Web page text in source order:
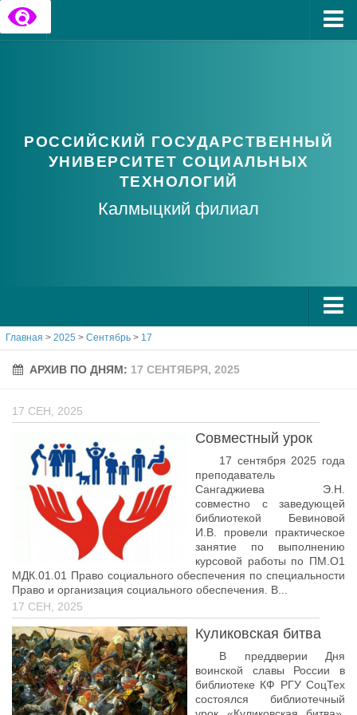
Часто задаваемые вопросы
РОССИЙСКИЙ ГОСУДАРСТВЕННЫЙ
УНИВЕРСИТЕТ СОЦИАЛЬНЫХ
ТЕХНОЛОГИЙ
Калмыцкий филиал
О РГУ СоцТех
Учёный совет
История университета
Контакты РГУ СоцТех
Сведения об образовательной организации
Абитуриенту
Рейтинговые списки
Рекомендованные к зачислению
Приказы о зачислении
Студенту
Личный кабинет
Расписание учебных занятий студентов на 2-ое
полугодие
Коллективные творческие дела
Главная > 2025 > Сентябрь > 17
АРХИВ ПО ДНЯМ: 17 СЕНТЯБРЯ, 2025
17 СЕН, 2025
Совместный урок
17 сентября 2025 года
преподаватель
Сангаджиева Э.Н.
совместно с заведующей
библиотекой Бевиновой
И.В. провели практическое
занятие по выполнению
курсовой работы по ПМ.О1
МДК.01.01 Право социального обеспечения по специальности
Право и организация социального обеспечения. В...
17 СЕН, 2025
Куликовская битва
В преддверии Дня
воинской славы России в
библиотеке КФ РГУ СоцТех
состоялся библиотечный